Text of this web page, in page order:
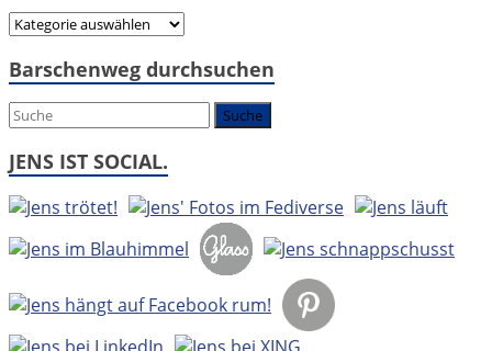
Hier
es
Barschenweg durchsuchen
JENS IST SOCIAL.